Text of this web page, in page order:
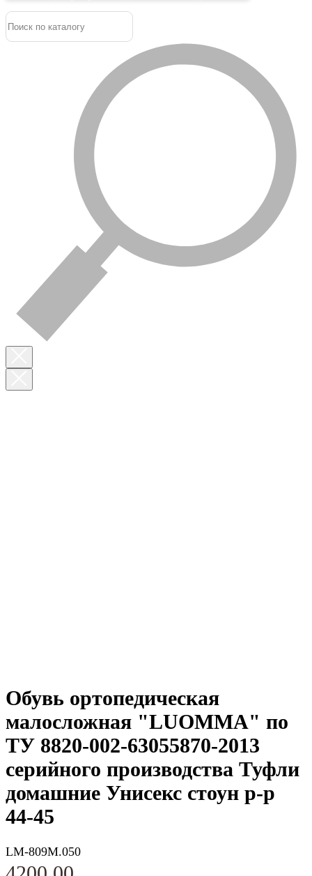
Обувь ортопедическая
малосложная "LUOMMA" по
ТУ 8820-002-63055870-2013
серийного производства Туфли
домашние Унисекс стоун р-р
44-45
LM-809M.050